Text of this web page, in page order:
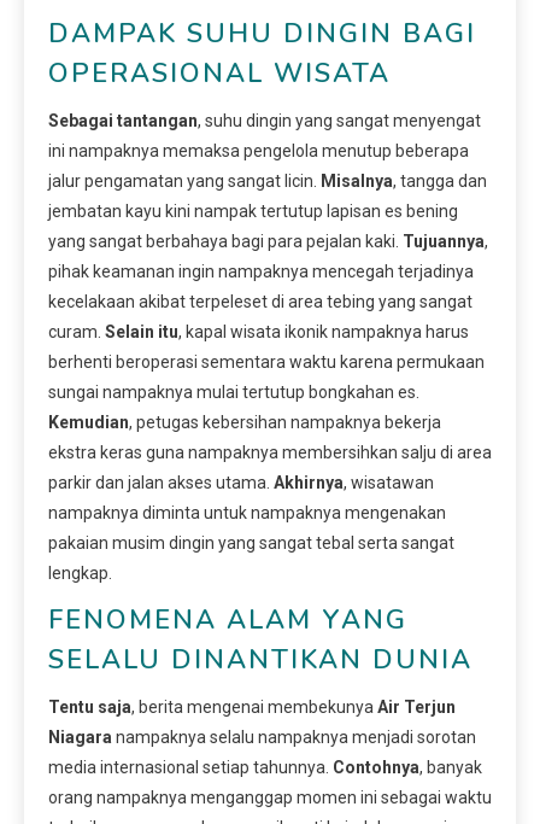
DAMPAK SUHU DINGIN BAGI
OPERASIONAL WISATA
Sebagai tantangan, suhu dingin yang sangat menyengat
ini nampaknya memaksa pengelola menutup beberapa
jalur pengamatan yang sangat licin.
Misalnya, tangga dan
jembatan kayu kini nampak tertutup lapisan es bening
yang sangat berbahaya bagi para pejalan kaki. Tujuannya,
pihak keamanan ingin nampaknya mencegah terjadinya
kecelakaan akibat terpeleset di area tebing yang sangat
curam. Selain itu, kapal wisata ikonik nampaknya harus
berhenti beroperasi sementara waktu karena permukaan
sungai nampaknya mulai tertutup bongkahan es.
Kemudian, petugas kebersihan nampaknya bekerja
ekstra keras guna nampaknya membersihkan salju di area
parkir dan jalan akses utama. Akhirnya, wisatawan
nampaknya diminta untuk nampaknya mengenakan
pakaian musim dingin yang sangat tebal serta sangat
lengkap.
FENOMENA ALAM YANG
SELALU DINANTIKAN DUNIA
Tentu saja, berita mengenai membekunya Air Terjun
Niagara nampaknya selalu nampaknya menjadi sorotan
media internasional setiap tahunnya. Contohnya, banyak
orang nampaknya menganggap momen ini sebagai waktu